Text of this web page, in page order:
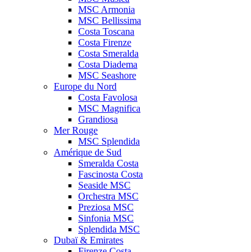
MSC Armonia
MSC Bellissima
Costa Toscana
Costa Firenze
Costa Smeralda
Costa Diadema
MSC Seashore
Europe du Nord
Costa Favolosa
MSC Magnifica
Grandiosa
Mer Rouge
MSC Splendida
Amérique de Sud
Smeralda Costa
Fascinosta Costa
Seaside MSC
Orchestra MSC
Preziosa MSC
Sinfonia MSC
Splendida MSC
Dubaï & Emirates